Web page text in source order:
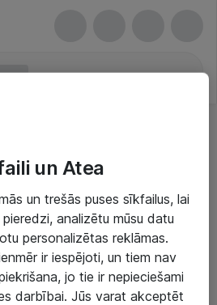
un Atea
un trešās puses sīkfailus, lai
analizētu mūsu datu
personalizētas reklāmas.
ir iespējoti, un tiem nav
jo tie ir nepieciešami
darbībai. Jūs varat akceptēt